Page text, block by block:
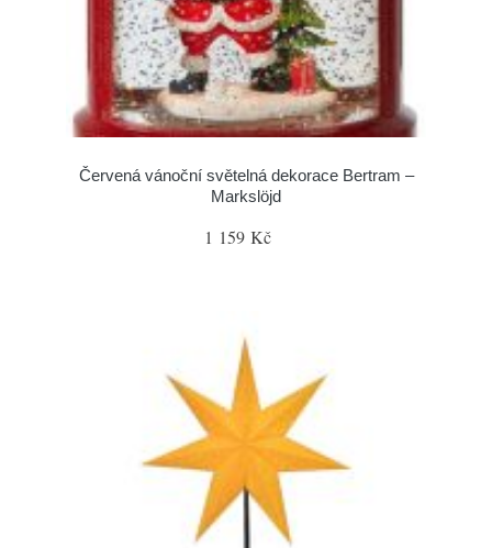
Červená vánoční světelná dekorace Bertram –
Markslöjd
1 159 Kč